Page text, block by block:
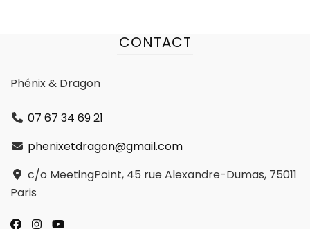
CONTACT
Phénix & Dragon
07 67 34 69 21
phenixetdragon@gmail.com
c/o MeetingPoint, 45 rue Alexandre-Dumas, 75011
Paris